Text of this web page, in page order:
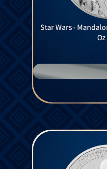
Star Wars -